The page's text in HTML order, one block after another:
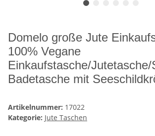
Domelo große Jute
100% Vegane
Einkaufstasche/Jutetasche/
Badetasche mit
Artikelnummer: 17022
Kategorie: Jute Taschen